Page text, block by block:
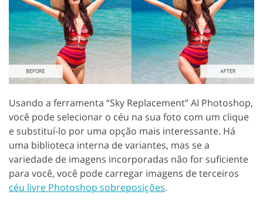
Usando a ferramenta “Sky Replacement” AI Photoshop,
você pode selecionar o céu na sua foto com um clique
e substituí-lo por uma opção mais interessante. Há
uma biblioteca interna de variantes, mas se a
variedade de imagens incorporadas não for suficiente
para você, você pode carregar imagens de terceiros
céu livre Photoshop sobreposições.